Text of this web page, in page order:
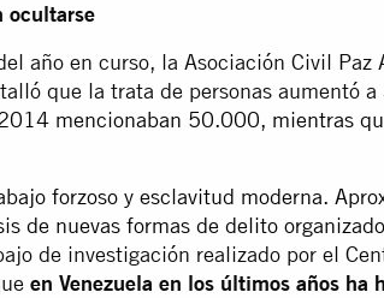
ocultarse
año en curso, la Asociación Civil Paz
que la trata de personas aumentó a
mencionaban 50.000, mientras
forzoso y esclavitud moderna.
de nuevas formas de delito
de investigación realizado por el
en Venezuela en los últimos años ha